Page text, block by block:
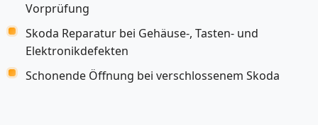
Vorprüfung
Skoda Reparatur bei Gehäuse-, Tasten- und
Elektronikdefekten
Schonende Öffnung bei verschlossenem Skoda